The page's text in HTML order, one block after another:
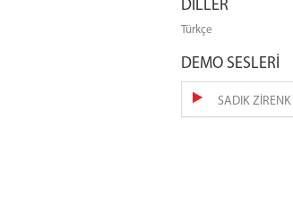
DİLLER
Türkçe
DEMO SESLERİ
SADIK ZİRENK